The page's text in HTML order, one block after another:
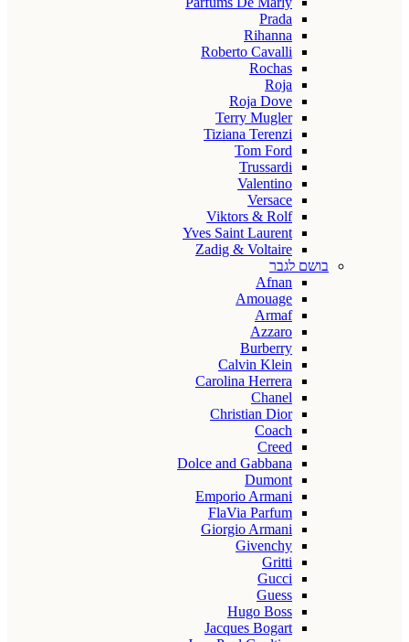
Prada
Rihanna
Roberto Cavalli
Rochas
Roja
Roja Dove
Terry Mugler
Tiziana Terenzi
Tom Ford
Trussardi
Valentino
Versace
Viktors & Rolf
Yves Saint Laurent
Zadig & Voltaire
בושם לגבר
Afnan
Amouage
Armaf
Azzaro
Burberry
Calvin Klein
Carolina Herrera
Chanel
Christian Dior
Coach
Creed
Dolce and Gabbana
Dumont
Emporio Armani
FlaVia Parfum
Giorgio Armani
Givenchy
Gritti
Gucci
Guess
Hugo Boss
Jacques Bogart